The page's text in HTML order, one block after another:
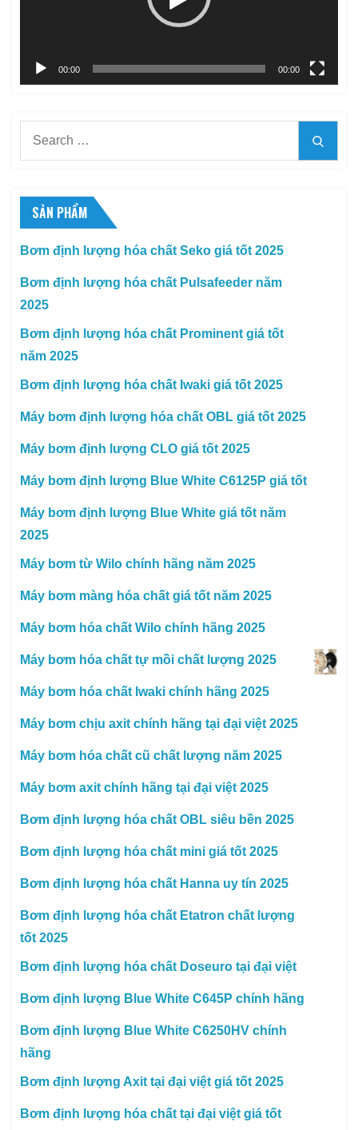
00:00 00:00
SẢN PHẨM
Bơm định lượng hóa chất Seko giá tốt 2025
Bơm định lượng hóa chất Pulsafeeder năm
2025
Bơm định lượng hóa chất Prominent giá tốt
năm 2025
Bơm định lượng hóa chất Iwaki giá tốt 2025
Máy bơm định lượng hóa chất OBL giá tốt 2025
Máy bơm định lượng CLO giá tốt 2025
Máy bơm định lượng Blue White C6125P giá tốt
Máy bơm định lượng Blue White giá tốt năm
2025
Máy bơm từ Wilo chính hãng năm 2025
Máy bơm màng hóa chất giá tốt năm 2025
Máy bơm hóa chất Wilo chính hãng 2025
Máy bơm hóa chất tự mồi chất lượng 2025
Máy bơm hóa chất Iwaki chính hãng 2025
Máy bơm chịu axit chính hãng tại đại việt 2025
Máy bơm hóa chất cũ chất lượng năm 2025
Máy bơm axit chính hãng tại đại việt 2025
Bơm định lượng hóa chất OBL siêu bền 2025
Bơm định lượng hóa chất mini giá tốt 2025
Bơm định lượng hóa chất Hanna uy tín 2025
Bơm định lượng hóa chất Etatron chất lượng
tốt 2025
Bơm định lượng hóa chất Doseuro tại đại việt
Bơm định lượng Blue White C645P chính hãng
Bơm định lượng Blue White C6250HV chính
hãng
Bơm định lượng Axit tại đại việt giá tốt 2025
Bơm định lượng hóa chất tại đại việt giá tốt